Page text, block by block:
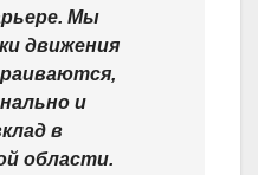
Мы
движения
и
в
области.